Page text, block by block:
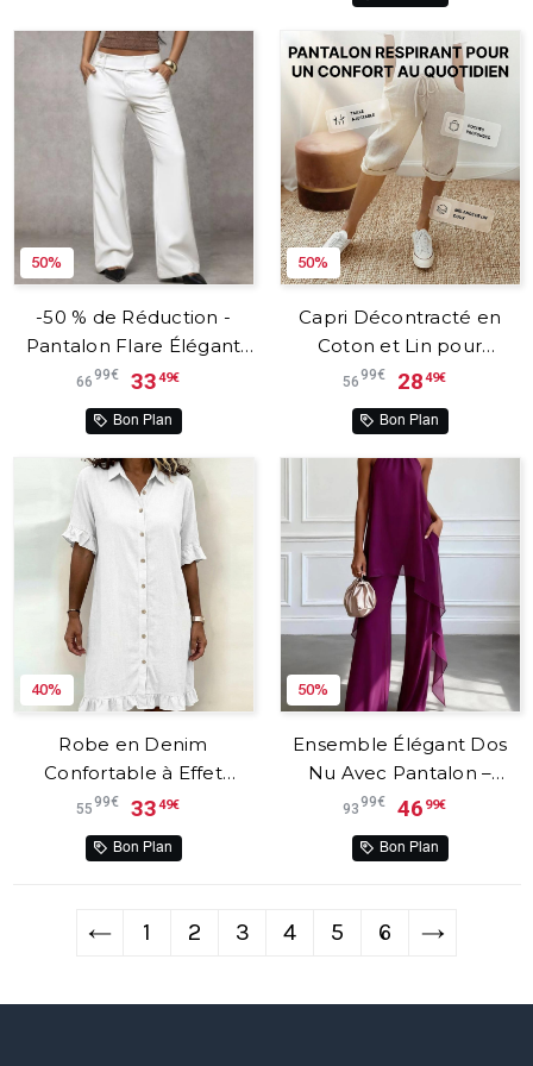
50%
-50 % de Réduction -
Pantalon Flare Élégant
pour femme – Valora™
6699€ 3349€
Bon Plan
50%
Capri Décontracté en
Coton et Lin pour
Femme – Lynéa™
5699€ 2849€
Bon Plan
40%
Robe en Denim
Confortable à Effet
Froncé Flatteur –
NoorderAmsterdam™
5599€ 3349€
Bon Plan
50%
Ensemble Élégant Dos
Nu Avec Pantalon –
Viola™
9399€ 46 99€
Bon Plan
← 1 2 3 4 5 6 →